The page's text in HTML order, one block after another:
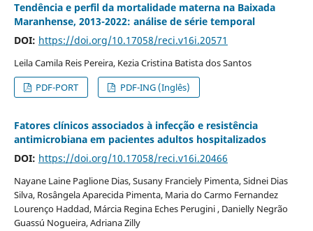
Tendência e perfil da mortalidade materna na Baixada
Maranhense, 2013-2022: análise de série temporal
DOI: https://doi.org/10.17058/reci.v16i.20571
Leila Camila Reis Pereira, Kezia Cristina Batista dos Santos
PDF-PORT
PDF-ING (Inglês)
Fatores clínicos associados à infecção e resistência
antimicrobiana em pacientes adultos hospitalizados
DOI: https://doi.org/10.17058/reci.v16i.20466
Nayane Laine Paglione Dias, Susany Franciely Pimenta, Sidnei Dias
Silva, Rosângela Aparecida Pimenta, Maria do Carmo Fernandez
Lourenço Haddad, Márcia Regina Eches Perugini , Danielly Negrão
Guassú Nogueira, Adriana Zilly